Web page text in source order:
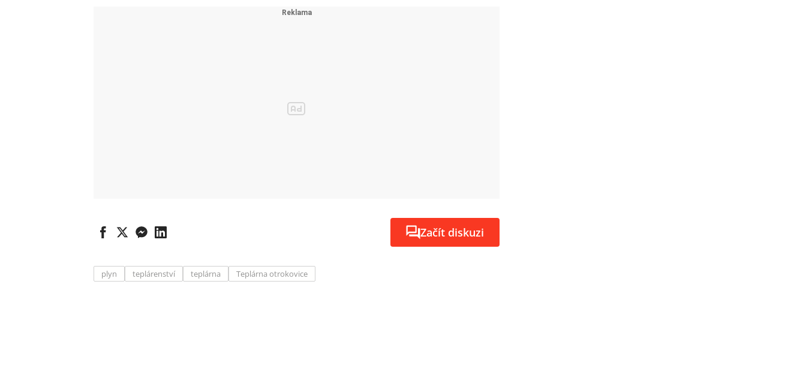
Začít diskuzi
plyn teplárenství teplárna Teplárna otrokovice